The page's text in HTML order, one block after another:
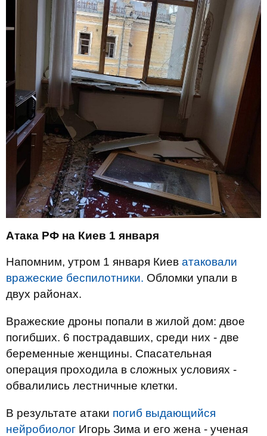
Атака РФ на Киев 1 января
Напомним, утром 1 января Киев атаковали
вражеские беспилотники. Обломки упали в
двух районах.
Вражеские дроны попали в жилой дом: двое
погибших. 6 пострадавших, среди них - две
беременные женщины. Спасательная
операция проходила в сложных условиях -
обвалились лестничные клетки.
В результате атаки погиб выдающийся
нейробиолог Игорь Зима и его жена - ученая